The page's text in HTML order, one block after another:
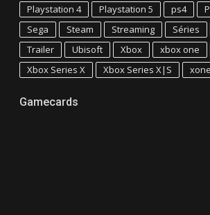
Playstation 4
Playstation 5 ps4
Sega
Steam Streaming Séries
Trailer
Ubisoft Xbox xbox one
Xbox Series X
Xbox Series X|S xone
Gamecards